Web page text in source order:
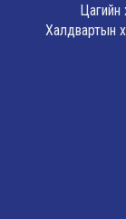
Цагийн
Халдвартын